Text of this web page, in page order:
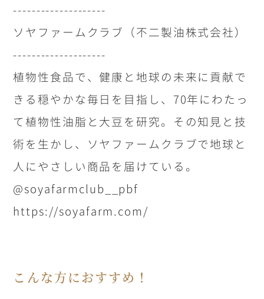
--------------------
ソヤファームクラブ（不二製油株式会社）
--------------------
植物性食品で、健康と地球の未来に貢献で
きる穏やかな毎日を目指し、70年にわたっ
て植物性油脂と大豆を研究。その知見と技
術を生かし、ソヤファームクラブで地球と
人にやさしい商品を届けている。
@soyafarmclub__pbf
https://soyafarm.com/
こんな方におすすめ！